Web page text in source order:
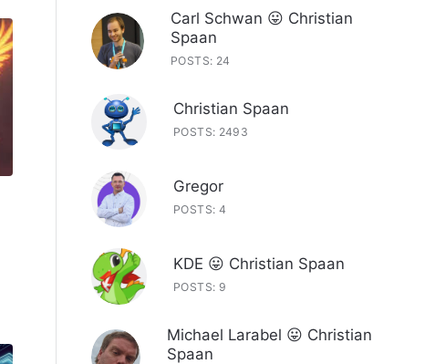
Carl Schwan 😛 Christian
Spaan
POSTS: 24
Christian Spaan
POSTS: 2493
Gregor
POSTS: 4
KDE 😛 Christian Spaan
POSTS: 9
Michael Larabel 😛 Christian
Spaan